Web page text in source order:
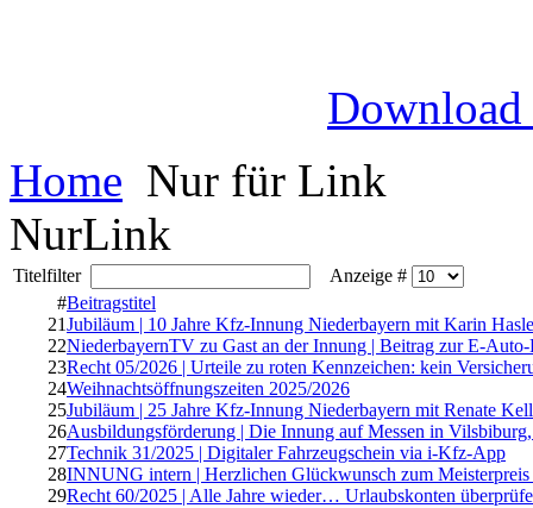
Download
Home Nur für Link
NurLink
Titelfilter
Anzeige #
#Beitragstitel
21Jubiläum | 10 Jahre Kfz-Innung Niederbayern mit Karin
22NiederbayernTV zu Gast an der Innung | Beitrag zur E-Auto-
23Recht 05/2026 | Urteile zu roten Kennzeichen: kein
24Weihnachtsöffnungszeiten 2025/2026
25Jubiläum | 25 Jahre Kfz-Innung Niederbayern mit Renate
26Ausbildungsförderung | Die Innung auf Messen in
27Technik 31/2025 | Digitaler Fahrzeugschein via i-Kfz-App
28INNUNG intern | Herzlichen Glückwunsch zum Meisterpreis
29Recht 60/2025 | Alle Jahre wieder… Urlaubskonten